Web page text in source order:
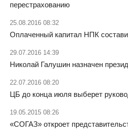
перестрахованию
25.08.2016 08:32
Оплаченный капитал НПК
29.07.2016 14:39
Николай Галушин назначен
22.07.2016 08:20
ЦБ до конца июля выберет
19.05.2015 08:26
«СОГАЗ» откроет